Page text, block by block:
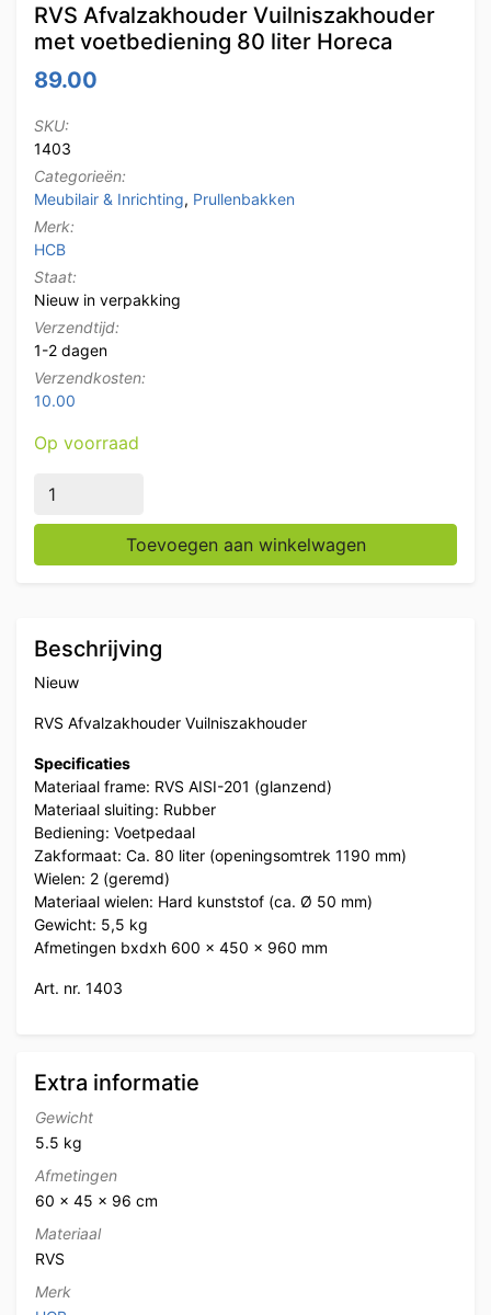
RVS Afvalzakhouder Vuilniszakhouder
met voetbediening 80 liter Horeca
89.00
SKU:
1403
Categorieën:
Meubilair & Inrichting, Prullenbakken
Merk:
HCB
Staat:
Nieuw in verpakking
Verzendtijd:
1-2 dagen
Verzendkosten:
10.00
Op voorraad
RVS Afvalzakhouder Vuilniszakhouder met
Toevoegen aan winkelwagen
Beschrijving
Nieuw
RVS Afvalzakhouder Vuilniszakhouder
Specificaties
Materiaal frame: RVS AISI-201 (glanzend)
Materiaal sluiting: Rubber
Bediening: Voetpedaal
Zakformaat: Ca. 80 liter (openingsomtrek 1190 mm)
Wielen: 2 (geremd)
Materiaal wielen: Hard kunststof (ca. Ø 50 mm)
Gewicht: 5,5 kg
Afmetingen bxdxh 600 x 450 x 960 mm
Art. nr. 1403
Extra informatie
Gewicht
5.5 kg
Afmetingen
60 × 45 × 96 cm
Materiaal
RVS
Merk